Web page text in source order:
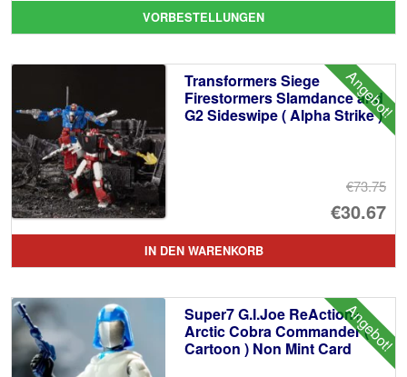
VORBESTELLUNGEN
Angebot!
Transformers Siege
Firestormers Slamdance and
G2 Sideswipe ( Alpha Strike )
€73.75
€30.67
IN DEN WARENKORB
Angebot!
Super7 G.I.Joe ReAction+
Arctic Cobra Commander (
Cartoon ) Non Mint Card